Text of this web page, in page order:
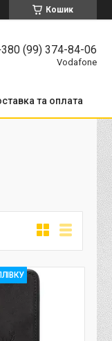
Кошик
(99) 374-84-06
Vodafone
та оплата